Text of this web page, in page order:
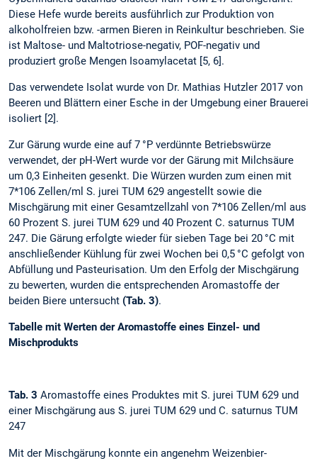
Diese Hefe wurde bereits ausführlich zur Produktion von
alkoholfreien bzw. -armen Bieren in Reinkultur beschrieben. Sie
ist Maltose- und Maltotriose-negativ, POF-negativ und
produziert große Mengen Isoamylacetat [5, 6].
Das verwendete Isolat wurde von Dr. Mathias Hutzler 2017 von
Beeren und Blättern einer Esche in der Umgebung einer Brauerei
isoliert [2].
Zur Gärung wurde eine auf 7 °P verdünnte Betriebswürze
verwendet, der pH-Wert wurde vor der Gärung mit Milchsäure
um 0,3 Einheiten gesenkt. Die Würzen wurden zum einen mit
7*106 Zellen/ml S. jurei TUM 629 angestellt sowie die
Mischgärung mit einer Gesamtzellzahl von 7*106 Zellen/ml aus
60 Prozent S. jurei TUM 629 und 40 Prozent C. saturnus TUM
247. Die Gärung erfolgte wieder für sieben Tage bei 20 °C mit
anschließender Kühlung für zwei Wochen bei 0,5 °C gefolgt von
Abfüllung und Pasteurisation. Um den Erfolg der Mischgärung
zu bewerten, wurden die entsprechenden Aromastoffe der
beiden Biere untersucht (Tab. 3).
Tabelle mit Werten der Aromastoffe eines Einzel- und
Mischprodukts
Tab. 3 Aromastoffe eines Produktes mit S. jurei TUM 629 und
einer Mischgärung aus S. jurei TUM 629 und C. saturnus TUM
247
Mit der Mischgärung konnte ein angenehm Weizenbier-